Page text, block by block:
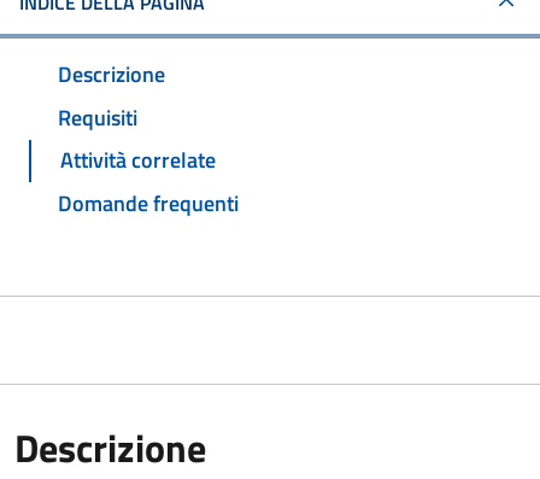
Descrizione
Requisiti
Attività correlate
Domande frequenti
Descrizione